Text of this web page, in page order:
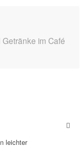
im Café
leichter